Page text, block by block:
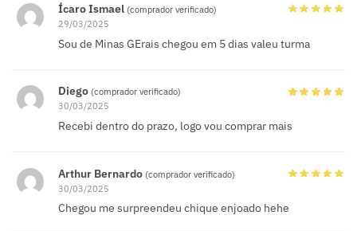
Ícaro Ismael (comprador verificado)
29/03/2025
Sou de Minas GErais chegou em 5 dias valeu turma
Diego (comprador verificado)
30/03/2025
Recebi dentro do prazo, logo vou comprar mais
Arthur Bernardo (comprador verificado)
30/03/2025
Chegou me surpreendeu chique enjoado hehe